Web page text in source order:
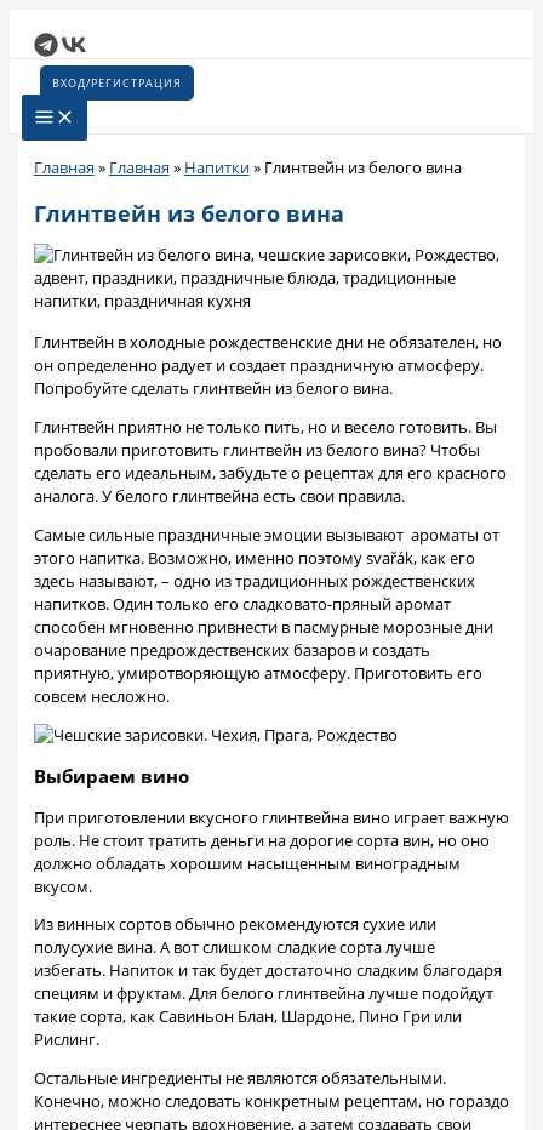
содержимому
ВХОД/РЕГИСТРАЦИЯ
Главная » Главная » Напитки» Глинтвейн из белого вина
Глинтвейн из белого вина
Глинтвейн в холодные рождественские дни не обязателен, но
он определенно радует и создает праздничную атмосферу.
Попробуйте сделать глинтвейн из белого вина.
Глинтвейн приятно не только пить, но и весело готовить. Вы
пробовали приготовить глинтвейн из белого вина? Чтобы
сделать его идеальным, забудьте о рецептах для его красного
аналога. У белого глинтвейна есть свои правила.
Самые сильные праздничные эмоции вызывают ароматы от
этого напитка. Возможно, именно поэтому svařák, как его
здесь называют, – одно из традиционных рождественских
напитков. Один только его сладковато-пряный аромат
способен мгновенно привнести в пасмурные морозные дни
очарование предрождественских базаров и создать
приятную, умиротворяющую атмосферу. Приготовить его
совсем несложно.
Выбираем вино
При приготовлении вкусного глинтвейна вино играет важную
роль. Не стоит тратить деньги на дорогие сорта вин, но оно
должно обладать хорошим насыщенным виноградным
вкусом.
Из винных сортов обычно рекомендуются сухие или
полусухие вина. А вот слишком сладкие сорта лучше
избегать. Напиток и так будет достаточно сладким благодаря
специям и фруктам. Для белого глинтвейна лучше подойдут
такие сорта, как Савиньон Блан, Шардоне, Пино Гри или
Рислинг.
Остальные ингредиенты не являются обязательными.
Конечно, можно следовать конкретным рецептам, но гораздо
интереснее черпать вдохновение, а затем создавать свои